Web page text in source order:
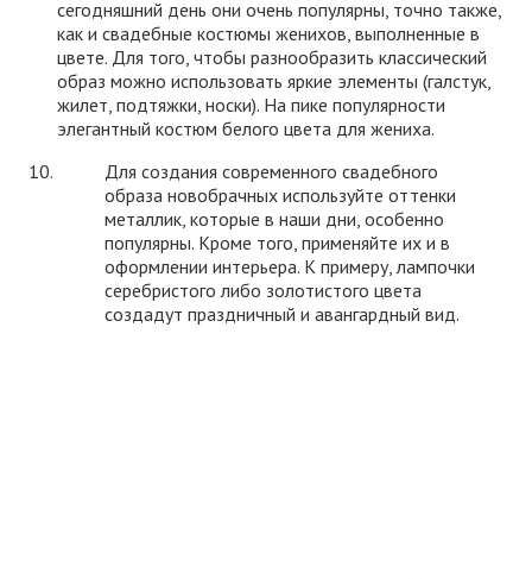
сегодняшний день они очень популярны, точно также,
как и свадебные костюмы женихов, выполненные в
цвете. Для того, чтобы разнообразить классический
образ можно использовать яркие элементы (галстук,
жилет, подтяжки, носки). На пике популярности
элегантный костюм белого цвета для жениха.
Для создания современного свадебного
образа новобрачных используйте оттенки
металлик, которые в наши дни, особенно
популярны. Кроме того, применяйте их и в
оформлении интерьера. К примеру, лампочки
серебристого либо золотистого цвета
создадут праздничный и авангардный вид.